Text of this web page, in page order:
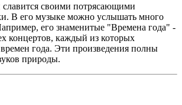
своими потрясающими
В его музыке можно услышать много
его знаменитые "Времена года" -
концертов, каждый из которых
года. Эти произведения полны
природы.